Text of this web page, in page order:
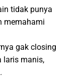
tidak punya
memahami
gak closing
laris manis,